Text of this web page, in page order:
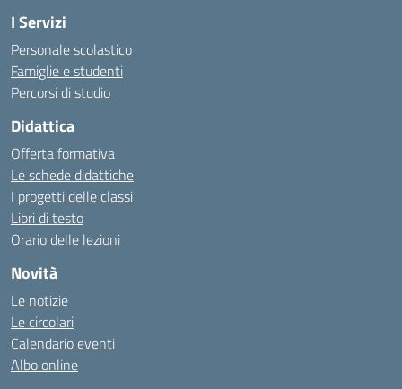
I Servizi
Personale scolastico
Famiglie e studenti
Percorsi di studio
Didattica
Offerta formativa
Le schede didattiche
I progetti delle classi
Libri di testo
Orario delle lezioni
Novità
Le notizie
Le circolari
Calendario eventi
Albo online